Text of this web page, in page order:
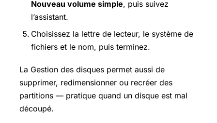
Nouveau volume simple, puis suivez
l’assistant.
Choisissez la lettre de lecteur, le système de
fichiers et le nom, puis terminez.
La Gestion des disques permet aussi de
supprimer, redimensionner ou recréer des
partitions — pratique quand un disque est mal
découpé.